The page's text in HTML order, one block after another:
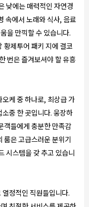
낮에는 매력적인 자연경
속에서 노래와 식사, 음료
을 만끽할 수 있습니다.
황제투어 패키 지에 결코
번은 즐겨보셔야 할 유흥
케 중 하나로, 최상급 가
중 한 곳입니다. 웅장하
객들에게 충분한 만족감
룸은 고급스러운 분위기
시스템을 갖 추고 있습니
정적인 직원들입니다.